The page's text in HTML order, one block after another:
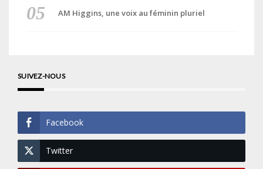
AM Higgins, une voix au féminin pluriel
SUIVEZ-NOUS
Facebook
Twitter